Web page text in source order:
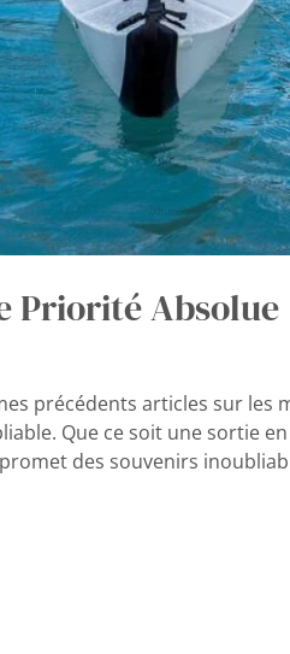
Priorité Absolue
précédents articles sur les
Que ce soit une sortie
des souvenirs